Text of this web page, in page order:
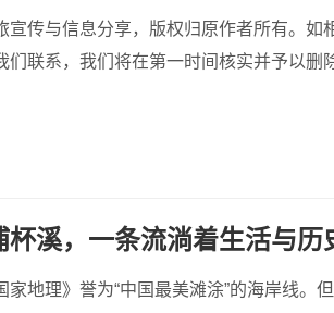
传与信息分享，版权归原作者所有。如
们联系，我们将在第一时间核实并予以删
溪，一条流淌着生活与历
地理》誉为“中国最美滩涂”的海岸线。